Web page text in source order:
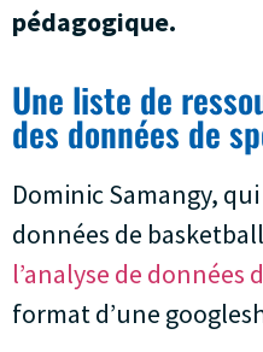
pédagogique.
Une liste de
des données de
Dominic Samangy,
données de
l’analyse de données
format d’une